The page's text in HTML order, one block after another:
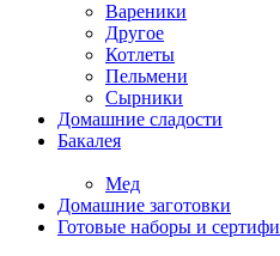
Вареники
Другое
Котлеты
Пельмени
Сырники
Домашние сладости
Бакалея
Мед
Домашние заготовки
Готовые наборы и